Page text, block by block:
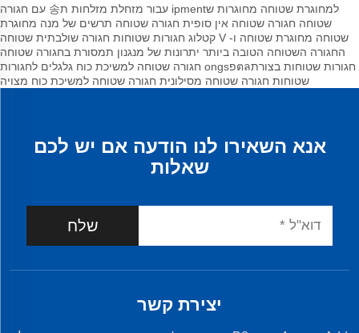
למחוגרת שטוחה מחוגרות שipment עבור מזחלת
מזלחות ת송 עם חגורה
שטוחה חגורה שטוחה אין סופית חגורה שטוחה תרשים של מנה מחוגרת
שטוחה מחוגרת שטוחה ו- V קטלוג חגורות שטוחות חגורה שולבתית שטוחה
החגורה השטוחה הטובה ביותר יתרונות של מנגנון תמסורת בחגורה שטוחה
חגורות שטוחות בצורתตลפongs
חגורה שטוחה למשיכת כוח גלגלים לחגורות
שטוחות חגורה שטוחה מסילונית חגורה שטוחה למשיכת כוח מצויה
אנא השאירו לנו הודעה אם יש לכם
שאלות
שלח
יצירת קשר